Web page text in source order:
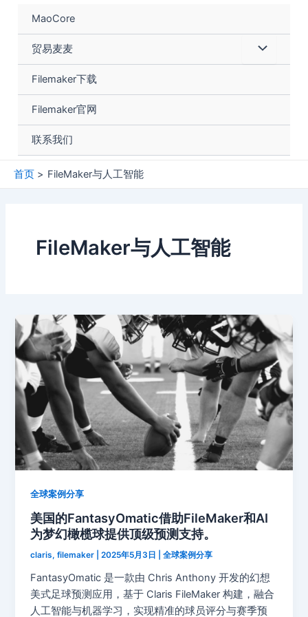
MaoCore
贸易麦麦 菜
Filemaker下载
Filemaker官网
联系我们
首页 FileMaker与人工智能
FileMaker与人工智能
全球案例分享
美国的FantasyOmatic借助FileMaker和AI
为梦幻橄榄球提供顶级预测支持。
claris, filemaker |2025年5月3日 |全球案例分享
FantasyOmatic 是一款由 Chris Anthony 开发的幻想
美式足球预测应用，基于 Claris FileMaker 构建，融合
人工智能与机器学习，实现精准的球员评分与赛季预